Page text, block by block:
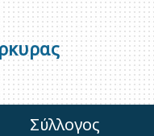
Σύλλογος